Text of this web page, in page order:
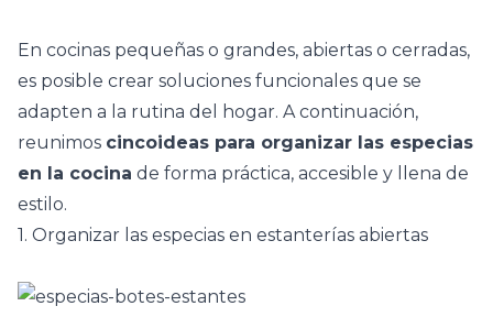
En cocinas pequeñas o grandes, abiertas o cerradas,
es posible crear soluciones funcionales que se
adapten a la rutina del hogar. A continuación,
reunimos cincoideas para organizar las especias
en la cocina de forma práctica, accesible y llena de
estilo.
1. Organizar las especias en estanterías abiertas